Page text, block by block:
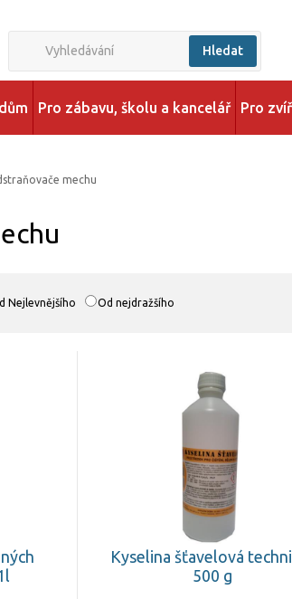
Hledat
Pro zábavu, školu a kancelář Pro
mechu
Nejlevnějšího Od nejdražšího
Kyselina šťavelová
500 g